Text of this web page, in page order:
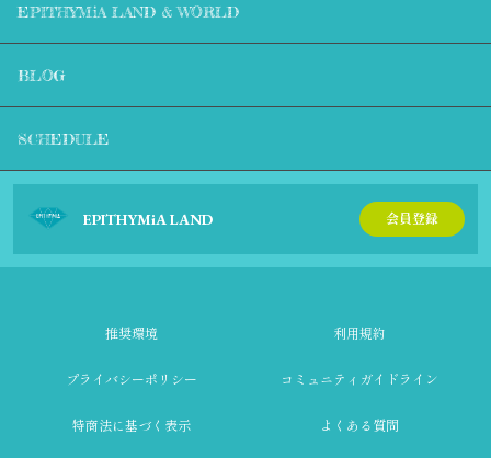
EPITHYMiA LAND & WORLD
BLOG
SCHEDULE
EPITHYMiA LAND 会員登録
推奨環境 利用規約
プライバシーポリシー コミュニティガイドライン
特商法に基づく表示 よくある質問